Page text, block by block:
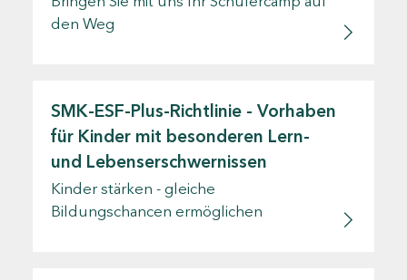
den Weg
SMK-ESF-Plus-Richtlinie - Vorhaben
für Kinder mit besonderen Lern-
und Lebenserschwernissen
Kinder stärken - gleiche
Bildungschancen ermöglichen